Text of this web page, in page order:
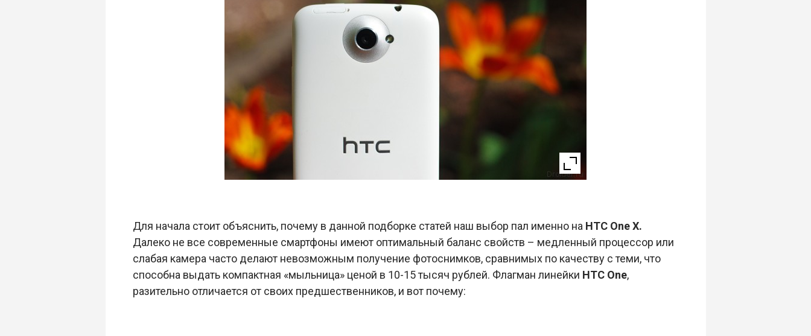
Для начала стоит объяснить, почему в данной подборке статей наш выбор пал именно на HTC One X.
Далеко не все современные смартфоны имеют оптимальный баланс свойств – медленный процессор или
слабая камера часто делают невозможным получение фотоснимков, сравнимых по качеству с теми, что
способна выдать компактная «мыльница» ценой в 10-15 тысяч рублей. Флагман линейки HTC One,
разительно отличается от своих предшественников, и вот почему: